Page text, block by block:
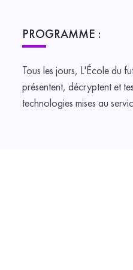
PROGRAMME :
Tous les jours, L'École du
présentent, décryptent et
technologies mises au